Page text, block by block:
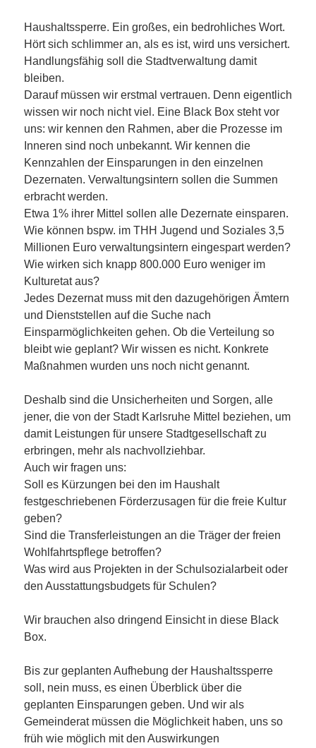
Haushaltssperre. Ein großes, ein bedrohliches Wort.
Hört sich schlimmer an, als es ist, wird uns versichert.
Handlungsfähig soll die Stadtverwaltung damit
bleiben.
Darauf müssen wir erstmal vertrauen. Denn eigentlich
wissen wir noch nicht viel. Eine Black Box steht vor
uns: wir kennen den Rahmen, aber die Prozesse im
Inneren sind noch unbekannt. Wir kennen die
Kennzahlen der Einsparungen in den einzelnen
Dezernaten. Verwaltungsintern sollen die Summen
erbracht werden.
Etwa 1% ihrer Mittel sollen alle Dezernate einsparen.
Wie können bspw. im THH Jugend und Soziales 3,5
Millionen Euro verwaltungsintern eingespart werden?
Wie wirken sich knapp 800.000 Euro weniger im
Kulturetat aus?
Jedes Dezernat muss mit den dazugehörigen Ämtern
und Dienststellen auf die Suche nach
Einsparmöglichkeiten gehen. Ob die Verteilung so
bleibt wie geplant? Wir wissen es nicht. Konkrete
Maßnahmen wurden uns noch nicht genannt.
Deshalb sind die Unsicherheiten und Sorgen, alle
jener, die von der Stadt Karlsruhe Mittel beziehen, um
damit Leistungen für unsere Stadtgesellschaft zu
erbringen, mehr als nachvollziehbar.
Auch wir fragen uns:
Soll es Kürzungen bei den im Haushalt
festgeschriebenen Förderzusagen für die freie Kultur
geben?
Sind die Transferleistungen an die Träger der freien
Wohlfahrtspflege betroffen?
Was wird aus Projekten in der Schulsozialarbeit oder
den Ausstattungsbudgets für Schulen?
Wir brauchen also dringend Einsicht in diese Black
Box.
Bis zur geplanten Aufhebung der Haushaltssperre
soll, nein muss, es einen Überblick über die
geplanten Einsparungen geben. Und wir als
Gemeinderat müssen die Möglichkeit haben, uns so
früh wie möglich mit den Auswirkungen